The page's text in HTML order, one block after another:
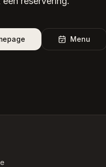
Menu